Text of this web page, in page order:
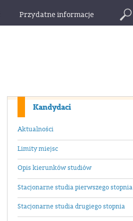
Przydatne informacje
Kandydaci
Aktualności
Limity miejsc
Opis kierunków studiów
Stacjonarne studia pierwszego stopnia
Stacjonarne studia drugiego stopnia